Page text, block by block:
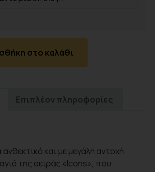
στο καλάθι
Επιπλέον πληροφορίες
ανθεκτικό και με μεγάλη αντοχή
της σειράς «Icons», που